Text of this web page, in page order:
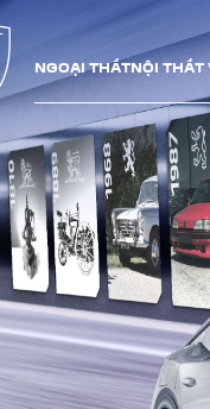
NGOẠI THẤTNỘI THẤT